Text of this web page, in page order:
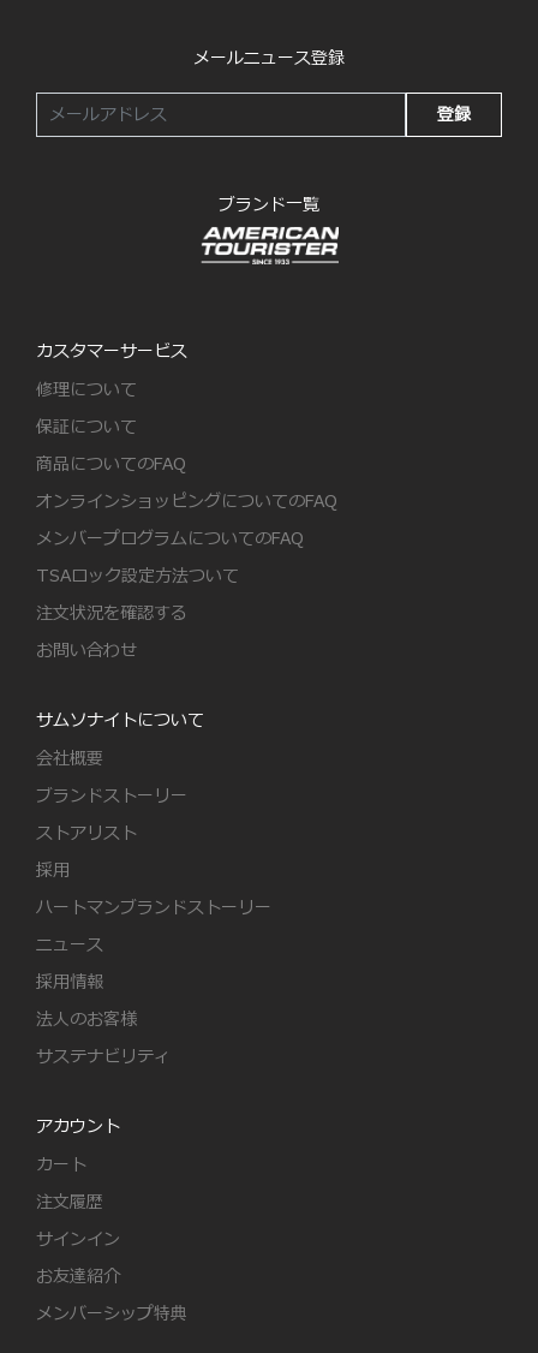
メールニュース登録
登録
ブランド一覧
カスタマーサービス
修理について
保証について
商品についてのFAQ
オンラインショッピングについてのFAQ
メンバープログラムについてのFAQ
TSAロック設定方法ついて
注文状況を確認する
お問い合わせ
サムソナイトについて
会社概要
ブランドストーリー
ストアリスト
採用
ハートマンブランドストーリー
ニュース
採用情報
法人のお客様
サステナビリティ
アカウント
カート
注文履歴
サインイン
お友達紹介
メンバーシップ特典